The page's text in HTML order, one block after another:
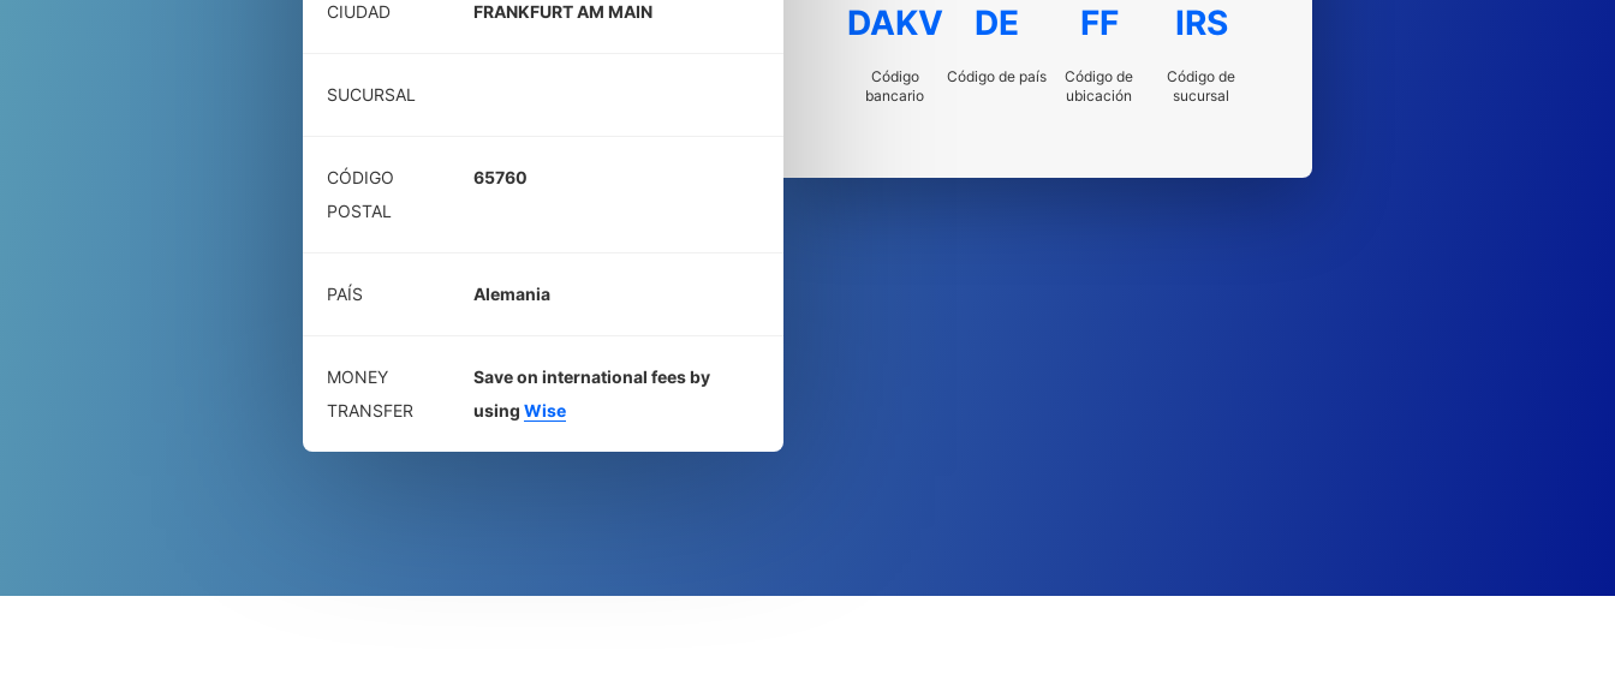
CIUDAD FRANKFURT AM MAIN
SUCURSAL
CÓDIGO
POSTAL
65760
PAÍS Alemania
MONEY
TRANSFER
Save on international fees by
using Wise
DAKV
Código
bancario
DE
Código de país
FF
Código de
ubicación
IRS
Código de
sucursal